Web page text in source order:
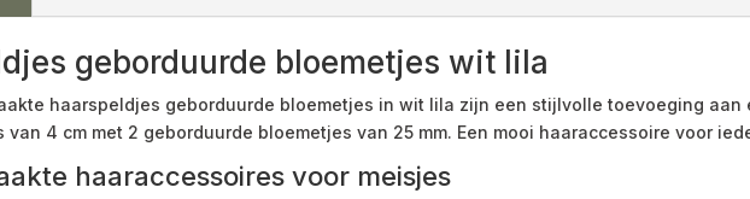
geborduurde bloemetjes wit lila
haarspeldjes geborduurde bloemetjes in wit lila zijn een stijlvolle toevoeging aan
van 4 cm met 2 geborduurde bloemetjes van 25 mm. Een mooi haaraccessoire voor
haaraccessoires voor meisjes